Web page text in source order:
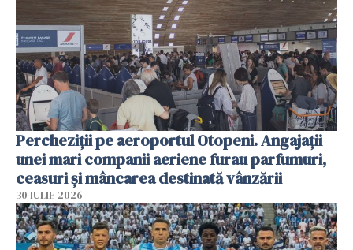
Percheziții pe aeroportul Otopeni. Angajații
unei mari companii aeriene furau parfumuri,
ceasuri și mâncarea destinată vânzării
30 IULIE 2026